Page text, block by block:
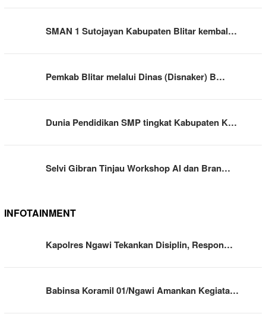
SMAN 1 Sutojayan Kabupaten Blitar kembal…
Pemkab Blitar melalui Dinas (Disnaker) B…
Dunia Pendidikan SMP tingkat Kabupaten K…
Selvi Gibran Tinjau Workshop AI dan Bran…
INFOTAINMENT
Kapolres Ngawi Tekankan Disiplin, Respon…
Babinsa Koramil 01/Ngawi Amankan Kegiata…